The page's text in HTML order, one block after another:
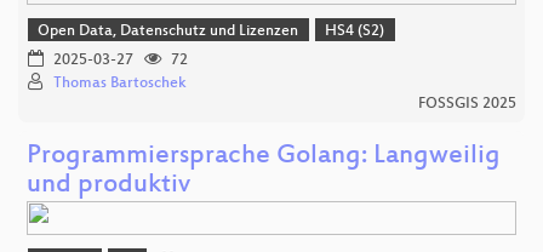
Open Data, Datenschutz und Lizenzen
HS4 (S2)
2025-03-27
72
Thomas Bartoschek
FOSSGIS 2025
Programmiersprache Golang: Langweilig
und produktiv